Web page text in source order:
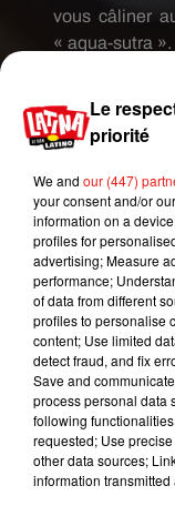
vous câliner
« aqua-sutra ».
t surtout
vous le fera
UNE NOTE
Aussi, notez
est un
pénétration
mer qui
empêche
: soit vous
base de
pénétration
sable,
l’amour sur
Le
priorité
We and our (447)
your consent and/or
information on a
profiles for
advertising; Measure
performance;
of data from different
profiles to personalise
content; Use limited
detect fraud, and fix
Save and
process personal data
following
requested; Use
other data sources;
information transmitted